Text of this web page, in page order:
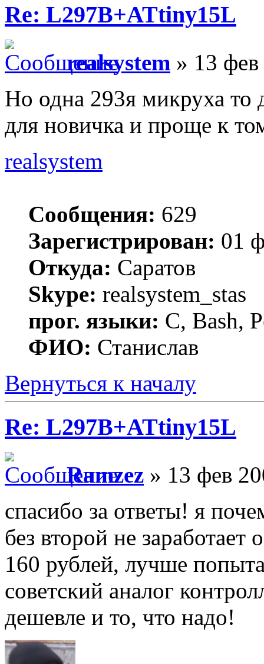
Re: L297B+ATtiny15L
realsystem » 13
Но одна 293я микруха
для новичка и проще к
realsystem
Сообщения: 629
Зарегистрирован: 01
Откуда: Саратов
Skype: realsystem_stas
прог. языки: C, Bash,
ФИО: Станислав
Вернуться к началу
Re: L297B+ATtiny15L
Ramzez » 13 фев
спасибо за ответы! я
без второй не
160 рублей, лучше
советский аналог
дешевле и то, что надо!